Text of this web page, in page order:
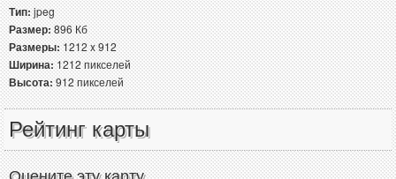
Тип:jpeg
Размер:896 Кб
Размеры:1212 x 912
Ширина:1212 пикселей
Высота:912 пикселей
Рейтинг карты